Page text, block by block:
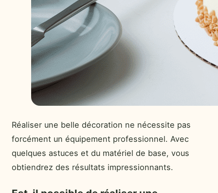
Réaliser une belle décoration ne nécessite pas
forcément un équipement professionnel. Avec
quelques astuces et du matériel de base, vous
obtiendrez des résultats impressionnants.